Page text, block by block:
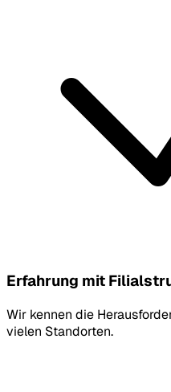
Erfahrung mit
Wir kennen die
vielen Standorten.